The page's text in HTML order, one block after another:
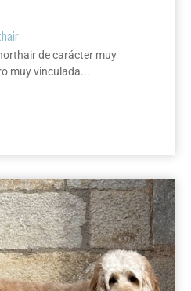
de carácter muy
muy vinculada...